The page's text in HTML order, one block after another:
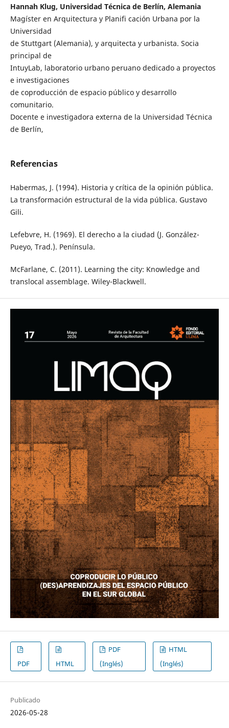
Hannah Klug, Universidad Técnica de Berlín, Alemania
Magíster en Arquitectura y Planifi cación Urbana por la
Universidad
de Stuttgart (Alemania), y arquitecta y urbanista. Socia
principal de
IntuyLab, laboratorio urbano peruano dedicado a proyectos
e investigaciones
de coproducción de espacio público y desarrollo
comunitario.
Docente e investigadora externa de la Universidad Técnica
de Berlín,
Referencias
Habermas, J. (1994). Historia y crítica de la opinión pública.
La transformación estructural de la vida pública. Gustavo
Gili.
Lefebvre, H. (1969). El derecho a la ciudad (J. González-
Pueyo, Trad.). Península.
McFarlane, C. (2011). Learning the city: Knowledge and
translocal assemblage. Wiley-Blackwell.
PDF HTML
PDF
(Inglés)
HTML
(Inglés)
Publicado
2026-05-28